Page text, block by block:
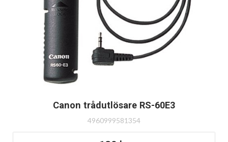
Canon trådutlösare RS-60E3
4960999581354